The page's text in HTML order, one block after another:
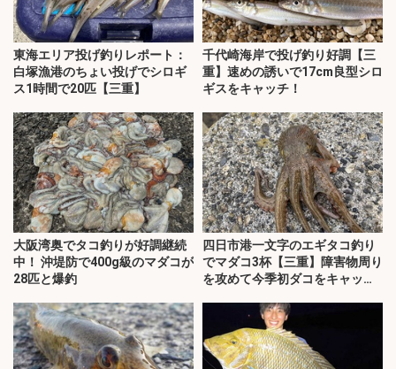
東海エリア投げ釣りレポート：
白塚漁港のちょい投げでシロギ
ス1時間で20匹【三重】
千代崎海岸で投げ釣り好調【三
重】速めの誘いで17cm良型シロ
ギスをキャッチ！
大阪湾奥でタコ釣りが好調継続
中！ 沖堤防で400g級のマダコが
28匹と爆釣
四日市港一文字のエギタコ釣り
でマダコ3杯【三重】障害物周り
を攻めて今季初ダコをキャッ